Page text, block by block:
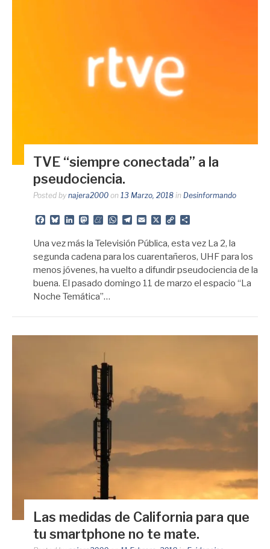
TVE “siempre conectada” a la
pseudociencia.
Posted by najera2000 on 13 Marzo, 2018 in Desinformando
Facebook
BlueskyLinkedIn
Mastodon
Meneame
WhatsApp
Telegram
Email
X
Copy
Una vez más la Televisión Pública, esta vez La 2, la
segunda cadena para los cuarentañeros, UHF para los
menos jóvenes, ha vuelto a difundir pseudociencia de la
buena. El pasado domingo 11 de marzo el espacio “La
Noche Temática”…
Las medidas de California para que
tu smartphone no te mate.